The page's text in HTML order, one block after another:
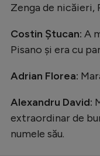
Zenga de nicăieri,
Costin Ștucan: A
Pisano și era cu
Adrian Florea:
Alexandru David:
extraordinar de
numele său.